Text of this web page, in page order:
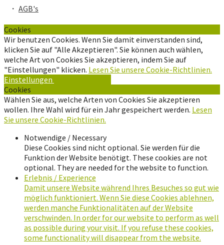
・ AGB's
Cookies
Wir benutzen Cookies. Wenn Sie damit einverstanden sind,
klicken Sie auf "Alle Akzeptieren". Sie können auch wählen,
welche Art von Cookies Sie akzeptieren, indem Sie auf
"Einstellungen" klicken. Lesen Sie unsere Cookie-Richtlinien.
Einstellungen
Cookies
Wählen Sie aus, welche Arten von Cookies Sie akzeptieren
wollen. Ihre Wahl wird für ein Jahr gespeichert werden. Lesen
Sie unsere Cookie-Richtlinien.
Notwendige / Necessary
Diese Cookies sind nicht optional. Sie werden für die
Funktion der Website benötigt. These cookies are not
optional. They are needed for the website to function.
Erlebnis / Experience
Damit unsere Website während Ihres Besuches so gut wie
möglich funktioniert. Wenn Sie diese Cookies ablehnen,
werden manche Funktionalitäten auf der Website
verschwinden. In order for our website to perform as well
as possible during your visit. If you refuse these cookies,
some functionality will disappear from the website.